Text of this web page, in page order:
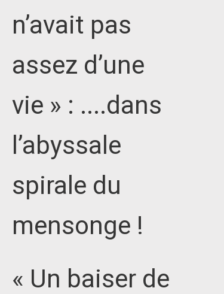
n’avait pas
assez d’une
vie » : ....dans
l’abyssale
spirale du
mensonge !
« Un baiser de